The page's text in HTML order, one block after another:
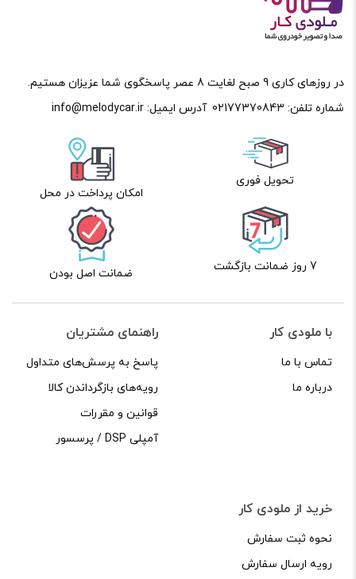
در روزهای کاری 9 صبح لغایت 8 عصر پاسخگوی شما عزیزان هستیم.
شماره تلفن: 02177370843 آدرس ایمیل: info@melodycar.ir
تحویل فوری
امکان پرداخت در محل
7 روز ضمانت بازگشت ضمانت اصل بودن
با ملودی کار
تماس با ما
درباره ما
راهنمای مشتریان
پاسخ به پرسش‌های متداول
رویه‌های بازگرداندن کالا
قوانین و مقررات
آمپلی DSP / پرسسور
خرید از ملودی کار
نحوه ثبت سفارش
رویه ارسال سفارش